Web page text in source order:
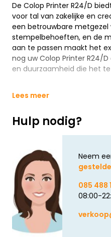
De Colop Printer R24/D
voor tal van zakelijke en
een betrouwbare metgezel
stempelbehoeften, en de
aan te passen maakt het
nog uw Colop Printer R24/
en duurzaamheid die het
Lees meer
Hulp nodig?
Neem
085 488
08:00-